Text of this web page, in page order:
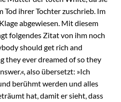
Tod ihrer Tochter zuschrieb. Im
abgewiesen. Mit diesem
folgendes Zitat von ihm noch
should get rich and
they ever dreamed of so they
also übersetzt: »Ich
berühmt werden und alles
hat, damit er sieht, dass